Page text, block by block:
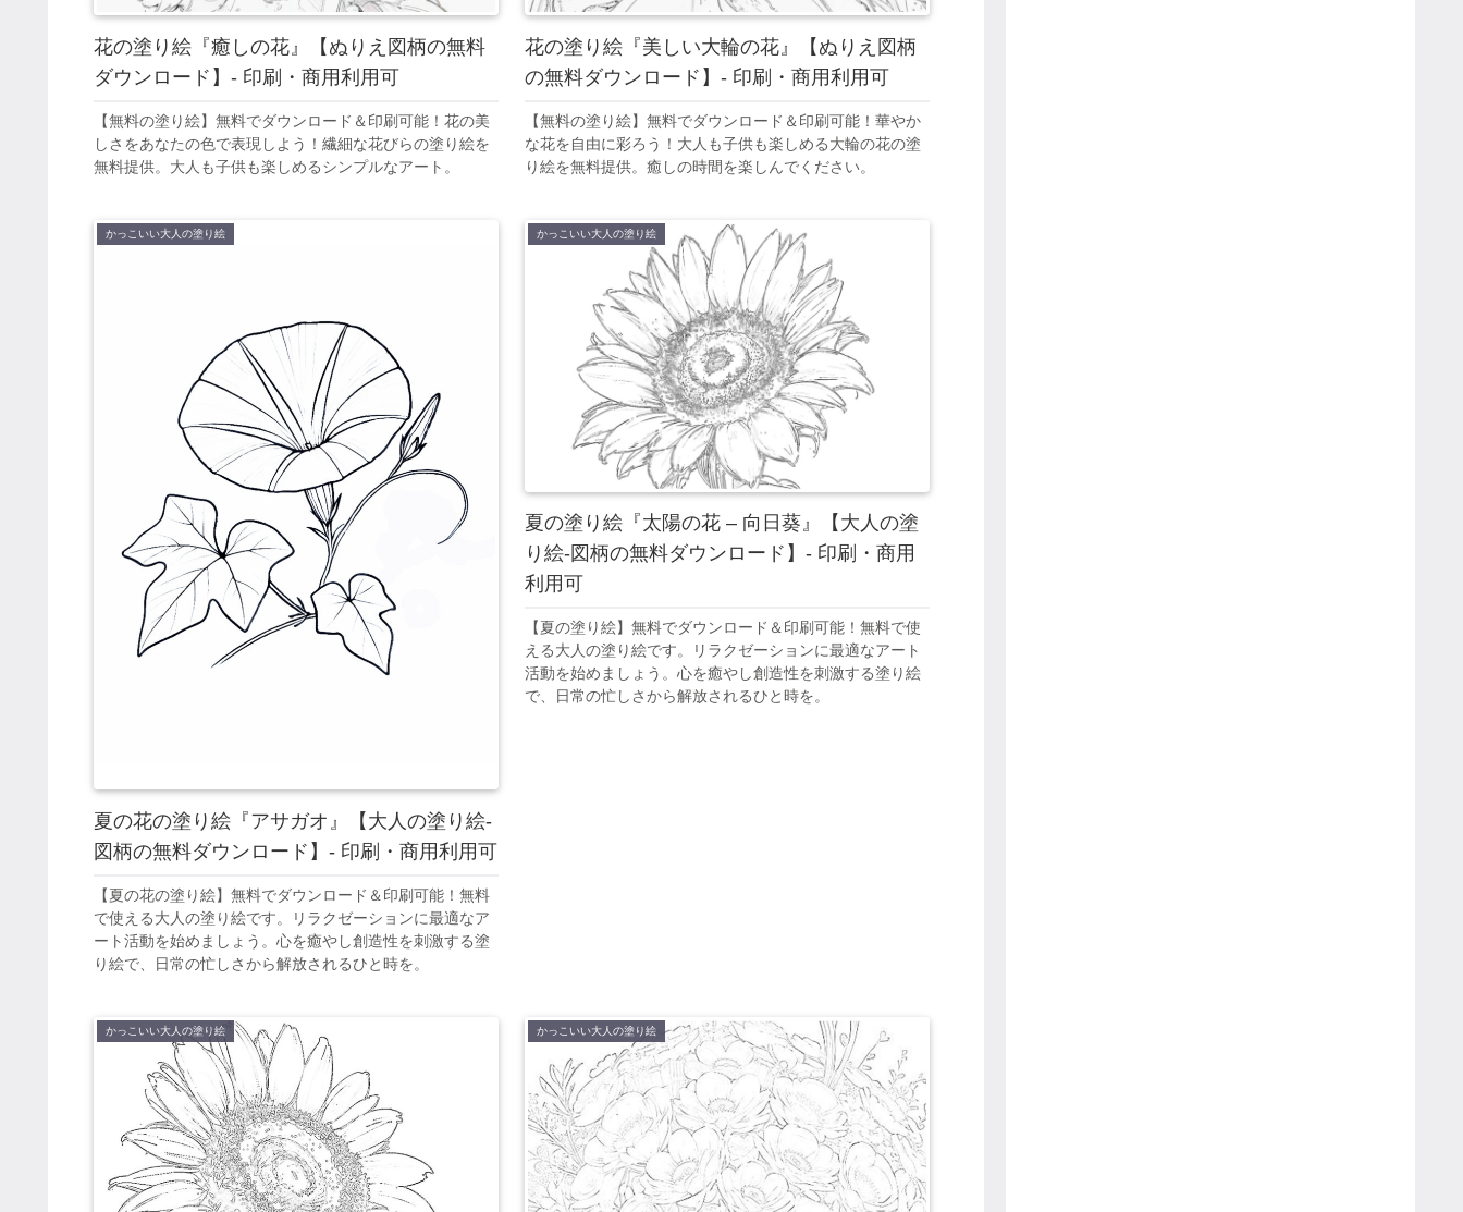
花の塗り絵『癒しの花』【ぬりえ図柄の無料
ダウンロード】- 印刷・商用利用可
【無料の塗り絵】無料でダウンロード＆印刷可能！花の美
しさをあなたの色で表現しよう！繊細な花びらの塗り絵を
無料提供。大人も子供も楽しめるシンプルなアート。
花の塗り絵『美しい大輪の花』【ぬりえ図柄
の無料ダウンロード】- 印刷・商用利用可
【無料の塗り絵】無料でダウンロード＆印刷可能！華やか
な花を自由に彩ろう！大人も子供も楽しめる大輪の花の塗
り絵を無料提供。癒しの時間を楽しんでください。
かっこいい大人の塗り絵
夏の花の塗り絵『アサガオ』【大人の塗り絵-
図柄の無料ダウンロード】- 印刷・商用利用可
【夏の花の塗り絵】無料でダウンロード＆印刷可能！無料
で使える大人の塗り絵です。リラクゼーションに最適なア
ート活動を始めましょう。心を癒やし創造性を刺激する塗
り絵で、日常の忙しさから解放されるひと時を。
かっこいい大人の塗り絵
夏の塗り絵『太陽の花 – 向日葵』【大人の塗
り絵-図柄の無料ダウンロード】- 印刷・商用
利用可
【夏の塗り絵】無料でダウンロード＆印刷可能！無料で使
える大人の塗り絵です。リラクゼーションに最適なアート
活動を始めましょう。心を癒やし創造性を刺激する塗り絵
で、日常の忙しさから解放されるひと時を。
かっこいい大人の塗り絵 かっこいい大人の塗り絵